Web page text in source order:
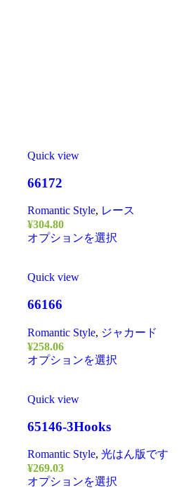
Quick view
66172
Romantic Style, レース
¥304.80
オプションを選択
Quick view
66166
Romantic Style, ジャカード
¥258.06
オプションを選択
Quick view
65146-3Hooks
Romantic Style, 光はん版です
¥269.03
オプションを選択